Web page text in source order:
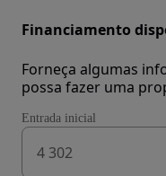
Financiamento
Forneça algumas
possa fazer uma
Entrada inicial